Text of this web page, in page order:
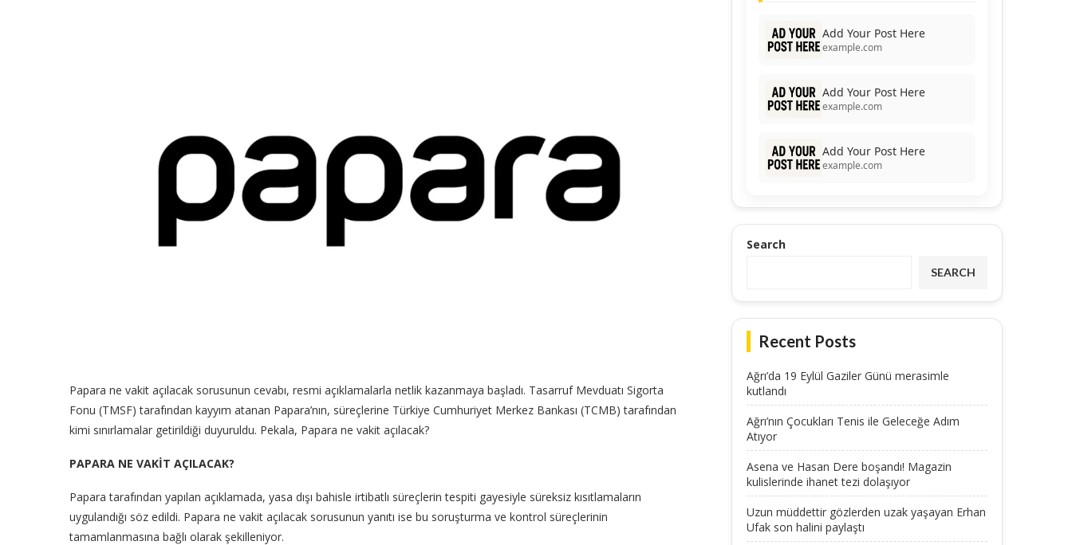
Papara ne vakit açılacak sorusunun cevabı, resmi açıklamalarla netlik kazanmaya başladı. Tasarruf Mevduatı Sigorta
Fonu (TMSF) tarafından kayyım atanan Papara’nın, süreçlerine Türkiye Cumhuriyet Merkez Bankası (TCMB) tarafından
kimi sınırlamalar getirildiği duyuruldu. Pekala, Papara ne vakit açılacak?
PAPARA NE VAKİT AÇILACAK?
Papara tarafından yapılan açıklamada, yasa dışı bahisle irtibatlı süreçlerin tespiti gayesiyle süreksiz kısıtlamaların
uygulandığı söz edildi. Papara ne vakit açılacak sorusunun yanıtı ise bu soruşturma ve kontrol süreçlerinin
tamamlanmasına bağlı olarak şekilleniyor.
Add Your Post Here
example.com
Add Your Post Here
example.com
Add Your Post Here
example.com
Search
SEARCH
Recent Posts
Ağrı’da 19 Eylül Gaziler Günü merasimle
kutlandı
Ağrı’nın Çocukları Tenis ile Geleceğe Adım
Atıyor
Asena ve Hasan Dere boşandı! Magazin
kulislerinde ihanet tezi dolaşıyor
Uzun müddettir gözlerden uzak yaşayan Erhan
Ufak son halini paylaştı